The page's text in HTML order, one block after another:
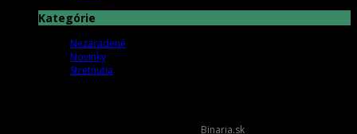
Kategórie
Nezaradené
Novinky
Stretnutia
Binaria.sk